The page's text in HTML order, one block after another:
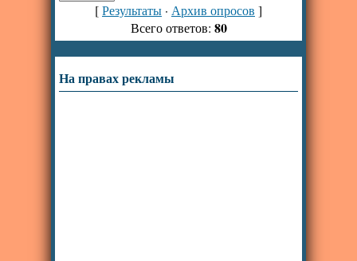
[Результаты · Архив опросов ]
Всего ответов: 80
На правах рекламы